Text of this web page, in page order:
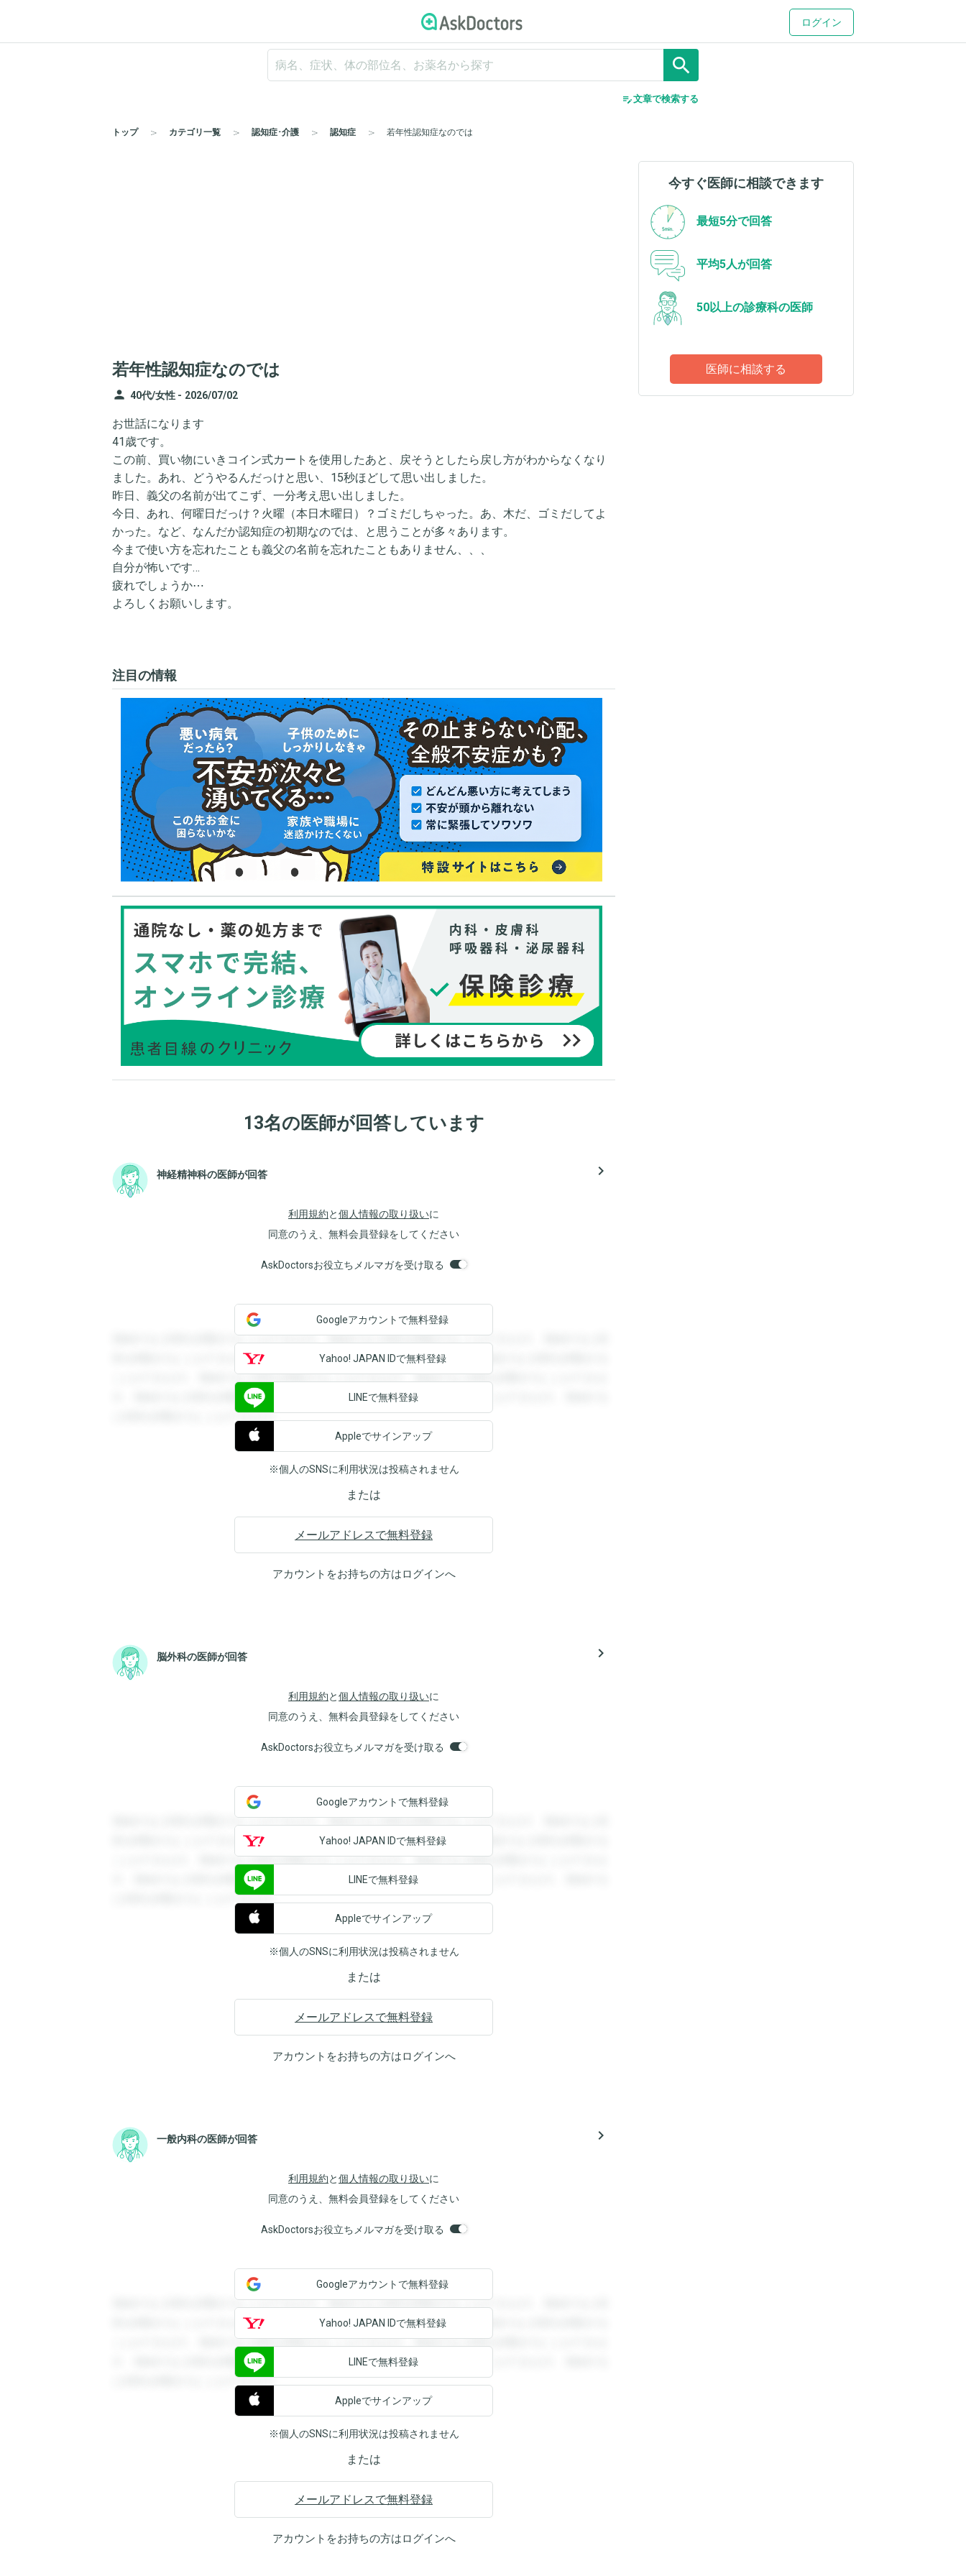
ログイン
search
edit_note文章で検索する
トップ カテゴリ一覧 認知症･介護 認知症 若年性認知症なのでは
若年性認知症なのでは
person 40代/女性 - 2026/07/02
お世話になります
41歳です。
この前、買い物にいきコイン式カートを使用したあと、戻そうとしたら戻し方がわからなくなり
ました。あれ、どうやるんだっけと思い、15秒ほどして思い出しました。
昨日、義父の名前が出てこず、一分考え思い出しました。
今日、あれ、何曜日だっけ？火曜（本日木曜日）？ゴミだしちゃった。あ、木だ、ゴミだしてよ
かった。など、なんだか認知症の初期なのでは、と思うことが多々あります。
今まで使い方を忘れたことも義父の名前を忘れたこともありません、、、
自分が怖いです…
疲れでしょうか⋯
よろしくお願いします。
注目の情報
13名の医師が回答しています
神経精神科の医師が回答 navigate_next
利用規約と個人情報の取り扱いに
同意のうえ、無料会員登録をしてください
AskDoctorsお役立ちメルマガを受け取る
登録すると回答を閲覧することができます。登録すると回答を閲覧することができます。登録すると回
答を閲覧することができます。登録すると回答を閲覧することができます。登録すると回答を閲覧する
ことができます。登録すると回答を閲覧することができます。登録すると回答を閲覧することができま
す。登録すると回答を閲覧することができます。登録すると回答を閲覧することができます。登録する
と回答を閲覧することができます。
Googleアカウントで無料登録
Yahoo! JAPAN IDで無料登録
LINEで無料登録
Appleでサインアップ
※個人のSNSに利用状況は投稿されません
または
メールアドレスで無料登録
アカウントをお持ちの方はログインへ
脳外科の医師が回答 navigate_next
利用規約と個人情報の取り扱いに
同意のうえ、無料会員登録をしてください
AskDoctorsお役立ちメルマガを受け取る
登録すると回答を閲覧することができます。登録すると回答を閲覧することができます。登録すると回
答を閲覧することができます。登録すると回答を閲覧することができます。登録すると回答を閲覧する
ことができます。登録すると回答を閲覧することができます。登録すると回答を閲覧することができま
す。登録すると回答を閲覧することができます。登録すると回答を閲覧することができます。登録する
と回答を閲覧することができます。
Googleアカウントで無料登録
Yahoo! JAPAN IDで無料登録
LINEで無料登録
Appleでサインアップ
※個人のSNSに利用状況は投稿されません
または
メールアドレスで無料登録
アカウントをお持ちの方はログインへ
一般内科の医師が回答 navigate_next
利用規約と個人情報の取り扱いに
同意のうえ、無料会員登録をしてください
AskDoctorsお役立ちメルマガを受け取る
登録すると回答を閲覧することができます。登録すると回答を閲覧することができます。登録すると回
答を閲覧することができます。登録すると回答を閲覧することができます。登録すると回答を閲覧する
ことができます。登録すると回答を閲覧することができます。登録すると回答を閲覧することができま
す。登録すると回答を閲覧することができます。登録すると回答を閲覧することができます。登録する
と回答を閲覧することができます。
Googleアカウントで無料登録
Yahoo! JAPAN IDで無料登録
LINEで無料登録
Appleでサインアップ
※個人のSNSに利用状況は投稿されません
または
メールアドレスで無料登録
アカウントをお持ちの方はログインへ
今すぐ医師に相談できます
最短5分で回答
平均5人が回答
50以上の診療科の医師
医師に相談する